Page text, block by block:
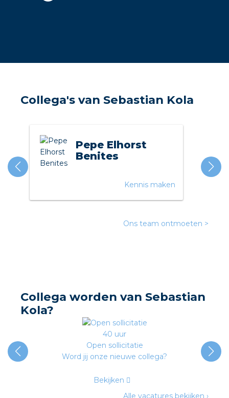
installeren
installeren
installeren in beton
installeren in de tuinbouw
RST®
Collega's van Sebastian Kola
Pepe Elhorst
Benites
Kennis maken
Ons team ontmoeten >
Collega worden van Sebastian
Kola?
40 uur
Open sollicitatie
Word jij onze nieuwe collega?
Bekijken
Alle vacatures bekijken ›